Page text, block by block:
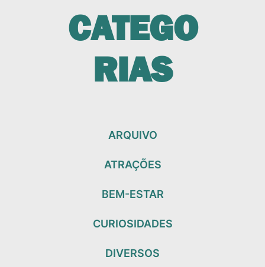
CATEGO
RIAS
ARQUIVO
ATRAÇÕES
BEM-ESTAR
CURIOSIDADES
DIVERSOS